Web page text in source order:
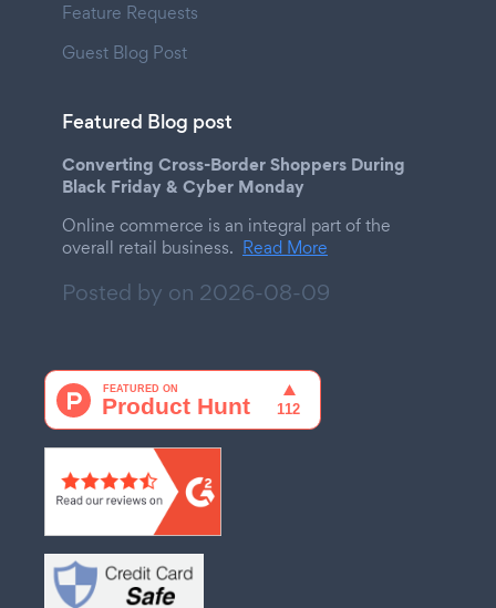
Feature Requests
Guest Blog Post
Featured Blog post
Converting Cross-Border Shoppers During
Black Friday & Cyber Monday
Online commerce is an integral part of the
overall retail business. Read More
Posted by on 2026-08-09